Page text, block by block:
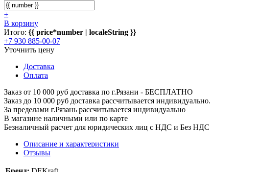
+
В корзину
Итого: {{ price*number | localeString }}
+7 930 885-00-07
Уточнить цену
Доставка
Оплата
Заказ от 10 000 руб доставка по г.Рязани - БЕСПЛАТНО
Заказ до 10 000 руб доставка рассчитывается индивидуально.
За пределами г.Рязань рассчитывается индивидуально
В магазине наличными или по карте
Безналичный расчет для юридических лиц с НДС и Без НДС
Описание и характеристики
Отзывы